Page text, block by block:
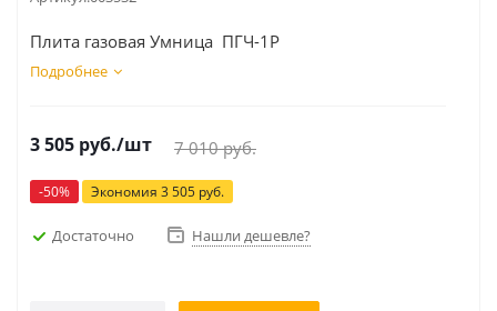
Плита газовая Умница ПГЧ-1Р
Подробнее
3 505 руб./шт 7 010руб.
-50% Экономия 3 505 руб.
Достаточно Нашли дешевле?